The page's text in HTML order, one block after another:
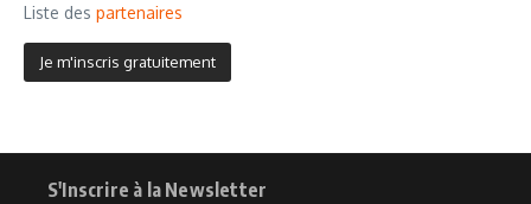
Liste des partenaires
S'Inscrire à la Newsletter